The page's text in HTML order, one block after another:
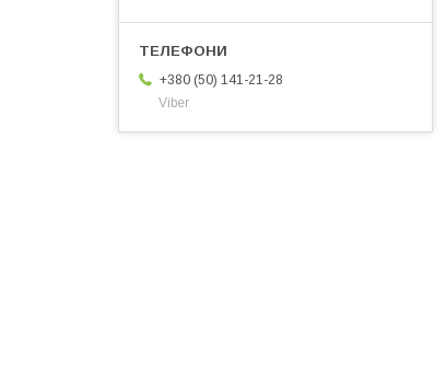
+380 (50) 141-21-28
Viber